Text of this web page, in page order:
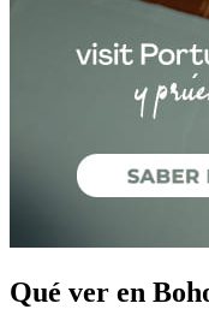
Qué ver en